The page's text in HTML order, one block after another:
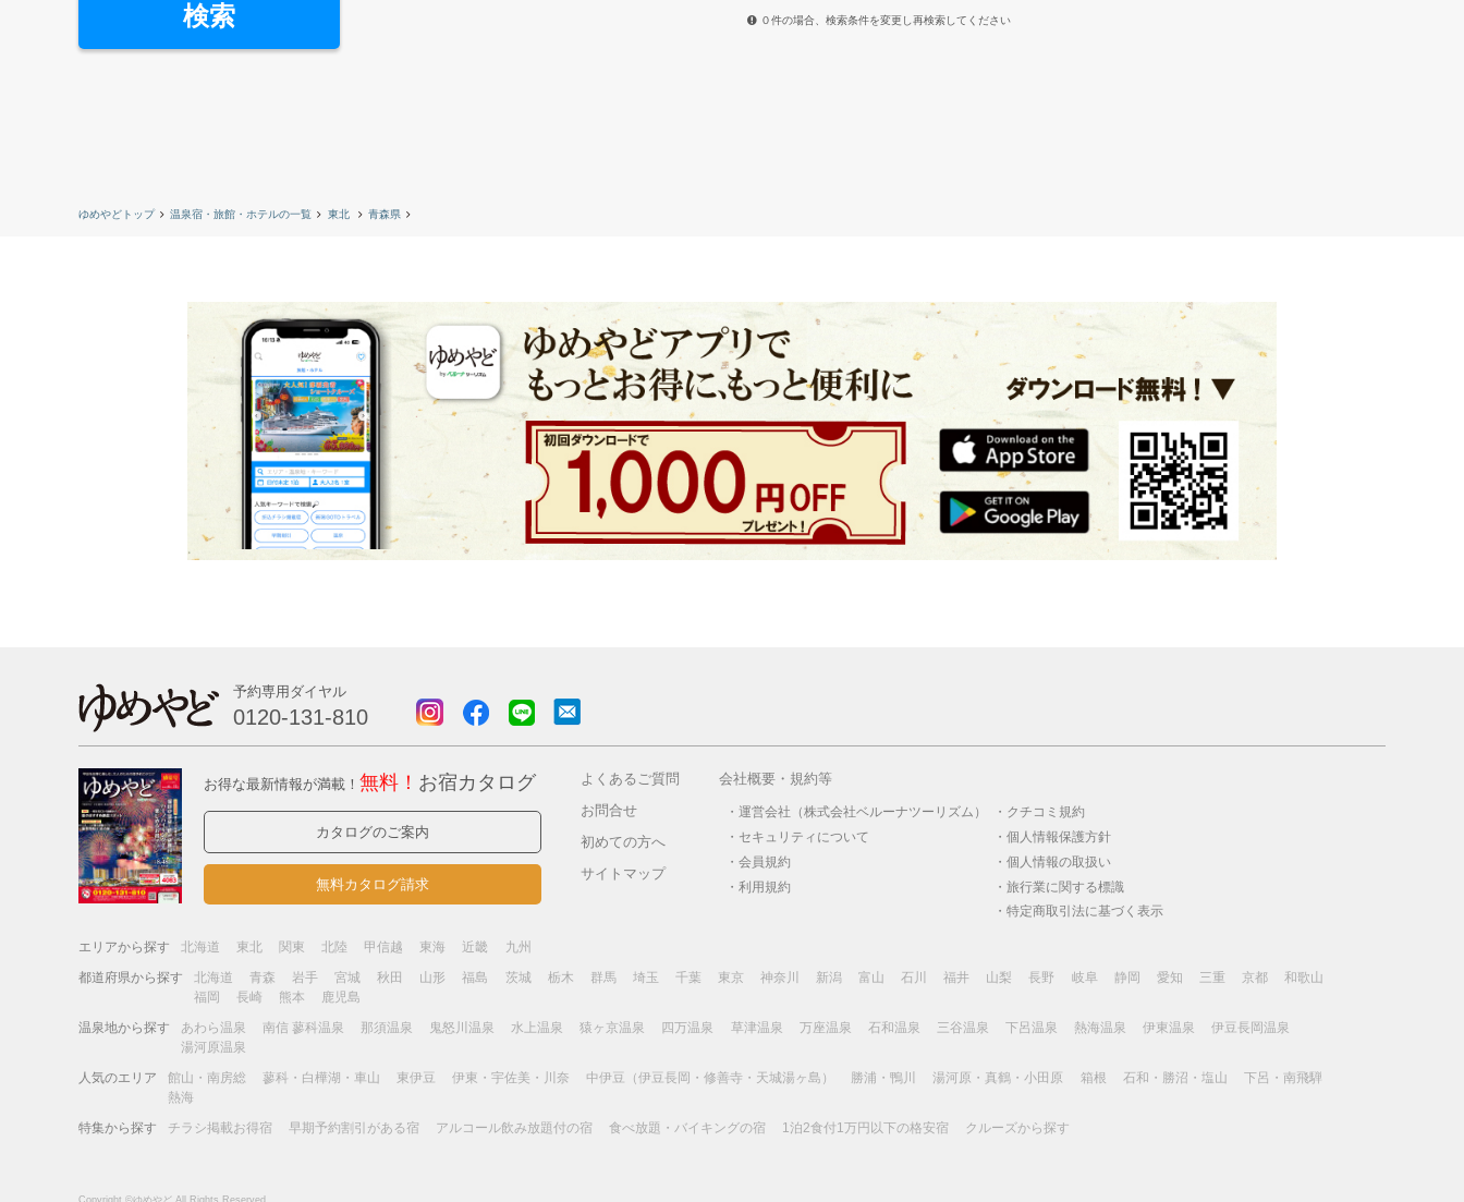
検索 ０件の場合、検索条件を変更し再検索してください
ゆめやどトップ 温泉宿・旅館・ホテルの一覧 東北 青森県
予約専用ダイヤル
0120-131-810
お得な最新情報が満載！ 無料！ お宿カタログ
カタログのご案内
無料カタログ請求
よくあるご質問
お問合せ
初めての方へ
サイトマップ
会社概要・規約等
運営会社（株式会社ベルーナツーリズム）
セキュリティについて
会員規約
利用規約
クチコミ規約
個人情報保護方針
個人情報の取扱い
旅行業に関する標識
特定商取引法に基づく表示
エリアから探す 北海道 東北 関東 北陸 甲信越 東海 近畿
九州
都道府県から探す
北海道 青森 岩手 宮城 秋田 山形 福島 茨城 栃木 群馬 埼玉 千葉 東京 神奈川 新潟 富山 石川 福井 山梨 長野 岐阜 静岡 愛知 三重 京都
和歌山
福岡
長崎 熊本
鹿児島
温泉地から探す
あわら温泉 南信 蓼科温泉 那須温泉 鬼怒川温泉 水上温泉 猿ヶ京温泉 四万温泉 草津温泉 万座温泉 石和温泉 三谷温泉 下呂温泉 熱海温泉 伊東温泉
伊豆長岡温泉
湯河原温泉
人気のエリア
館山・南房総 蓼科・白樺湖・車山 東伊豆 伊東・宇佐美・川奈 中伊豆（伊豆長岡・修善寺・天城湯ヶ島） 勝浦・鴨川 湯河原・真鶴・小田原 箱根 石和・勝沼・塩山
下呂・南飛騨
熱海
特集から探す
チラシ掲載お得宿 早期予約割引がある宿 アルコール飲み放題付の宿 食べ放題・バイキングの宿 1泊2食付1万円以下の格安宿 クルーズから探す
Copyright ©ゆめやど All Rights Reserved.